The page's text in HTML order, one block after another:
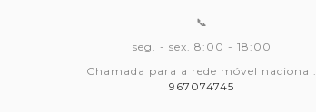
📞
seg. - sex. 8:00 - 18:00
Chamada para a rede móvel nacional:
967074745